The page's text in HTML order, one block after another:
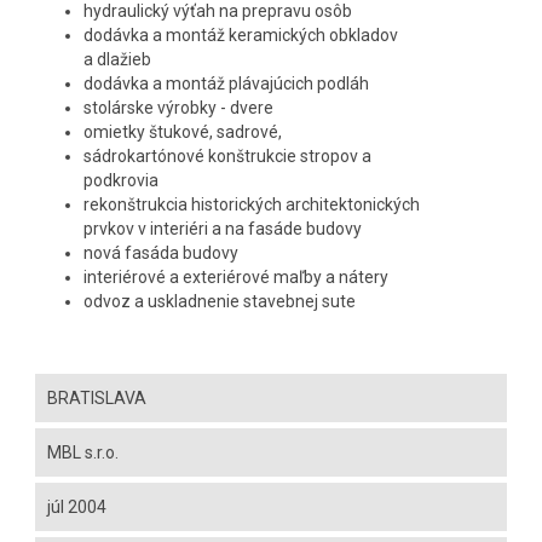
hydraulický výťah na prepravu osôb
dodávka a montáž keramických obkladov
a dlažieb
dodávka a montáž plávajúcich podláh
stolárske výrobky - dvere
omietky štukové, sadrové,
sádrokartónové konštrukcie stropov a
podkrovia
rekonštrukcia historických architektonických
prvkov v interiéri a na fasáde budovy
nová fasáda budovy
interiérové a exteriérové maľby a nátery
odvoz a uskladnenie stavebnej sute
BRATISLAVA
MBL s.r.o.
júl 2004